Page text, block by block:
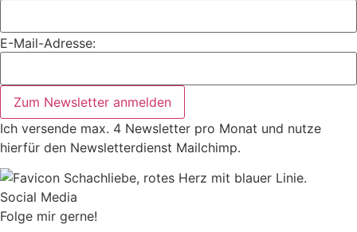
E-Mail-Adresse:
Zum Newsletter anmelden
Ich versende max. 4 Newsletter pro Monat und nutze
hierfür den Newsletterdienst Mailchimp.
Social Media
Folge mir gerne!